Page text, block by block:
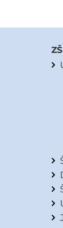
ZŠ